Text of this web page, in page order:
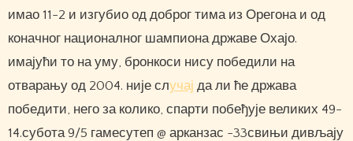
имао 11-2 и изгубио од доброг тима из Орегона и од
коначног националног шампиона државе Охајо.
имајући то на уму, бронкоси нису победили на
отварању од 2004. није случај да ли ће држава
победити, него за колико, спарти побеђује великих 49-
14.субота 9/5 гамесутеп @ арканзас -33свињи дивљају